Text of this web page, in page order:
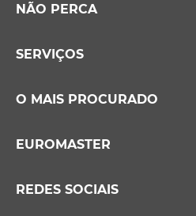
NÃO PERCA
SERVIÇOS
O MAIS PROCURADO
EUROMASTER
REDES SOCIAIS